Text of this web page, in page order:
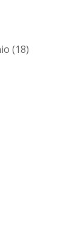
(18)